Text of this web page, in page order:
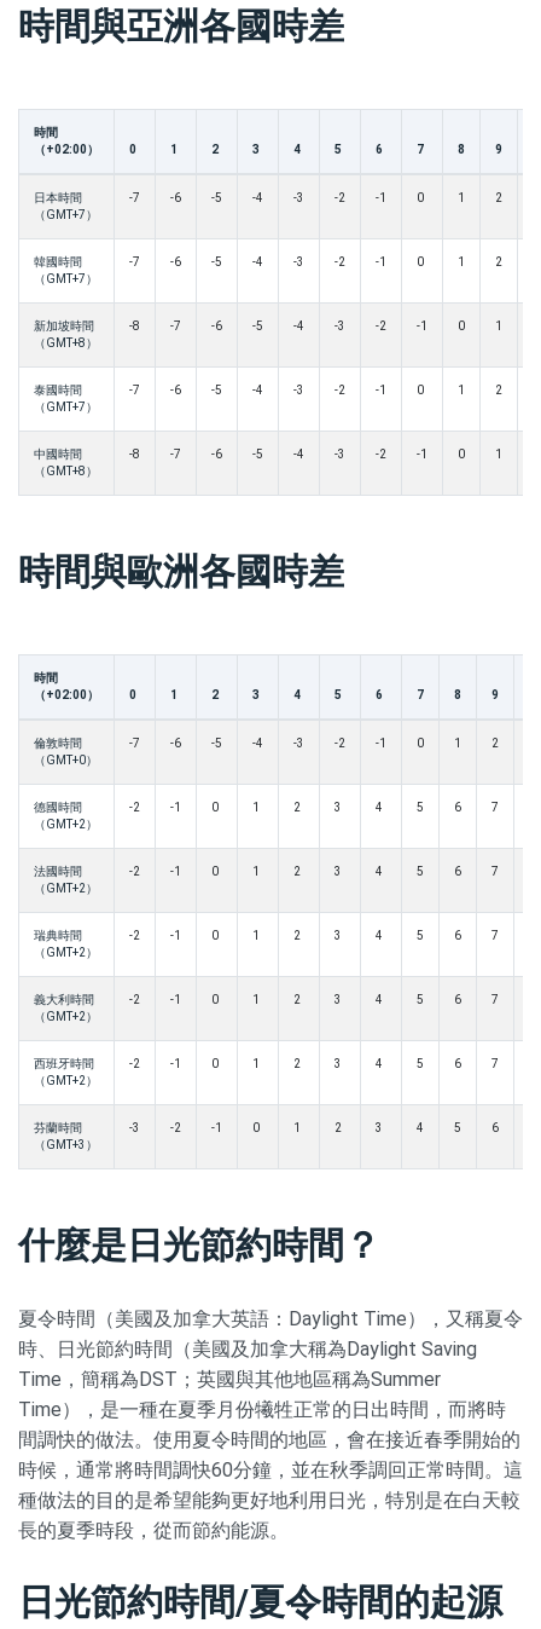
時間與亞洲各國時差
時間
（+02:00）
0 1 2 3 4 5 6 7 8 9
日本時間
（GMT+7）
-7 -6 -5 -4 -3 -2 -1 0 1 2
韓國時間
（GMT+7）
-7 -6 -5 -4 -3 -2 -1 0 1 2
新加坡時間
（GMT+8）
-8 -7 -6 -5 -4 -3 -2 -1 0 1
泰國時間
（GMT+7）
-7 -6 -5 -4 -3 -2 -1 0 1 2
中國時間
（GMT+8）
-8 -7 -6 -5 -4 -3 -2 -1 0 1
時間與歐洲各國時差
時間
（+02:00）
0 1 2 3 4 5 6 7 8 9
倫敦時間
（GMT+0）
-7 -6 -5 -4 -3 -2 -1 0 1 2
德國時間
（GMT+2）
-2 -1 0 1 2 3 4 5 6 7
法國時間
（GMT+2）
-2 -1 0 1 2 3 4 5 6 7
瑞典時間
（GMT+2）
-2 -1 0 1 2 3 4 5 6 7
義大利時間
（GMT+2）
-2 -1 0 1 2 3 4 5 6 7
西班牙時間
（GMT+2）
-2 -1 0 1 2 3 4 5 6 7
芬蘭時間
（GMT+3）
-3 -2 -1 0 1 2 3 4 5 6
什麼是日光節約時間？
夏令時間（美國及加拿大英語：Daylight Time），又稱夏令
時、日光節約時間（美國及加拿大稱為Daylight Saving
Time，簡稱為DST；英國與其他地區稱為Summer
Time），是一種在夏季月份犧牲正常的日出時間，而將時
間調快的做法。使用夏令時間的地區，會在接近春季開始的
時候，通常將時間調快60分鐘，並在秋季調回正常時間。這
種做法的目的是希望能夠更好地利用日光，特別是在白天較
長的夏季時段，從而節約能源。
日光節約時間/夏令時間的起源